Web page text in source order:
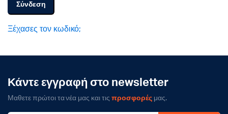
Σύνδεση
Ξέχασες τον κωδικό;
Κάντε εγγραφή στο newsletter
Μαθετε πρώτοι τα νέα μας και τιςπροσφορέςμας.